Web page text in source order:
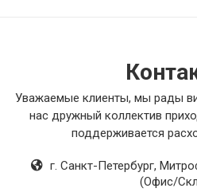
Уважаемые клиенты, мы рады
нас дружный коллектив
поддерживается
г. Санкт-Петербург,
(Офис/